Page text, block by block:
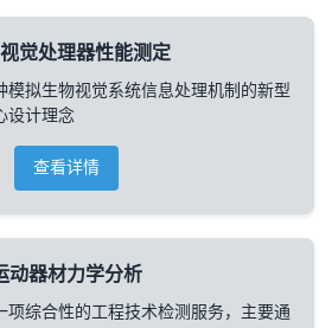
觉处理器性能测定
模拟生物视觉系统信息处理机制的新型
设计理念
查看详情
动器材力学分析
项综合性的工程技术检测服务，主要通